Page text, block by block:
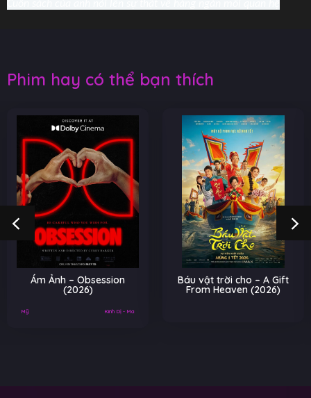
Phim hay có thể bạn thích
Ám Ảnh – Obsession
(2026)
Mỹ Kinh Dị - Ma
Báu vật trời cho – A Gift
From Heaven (2026)